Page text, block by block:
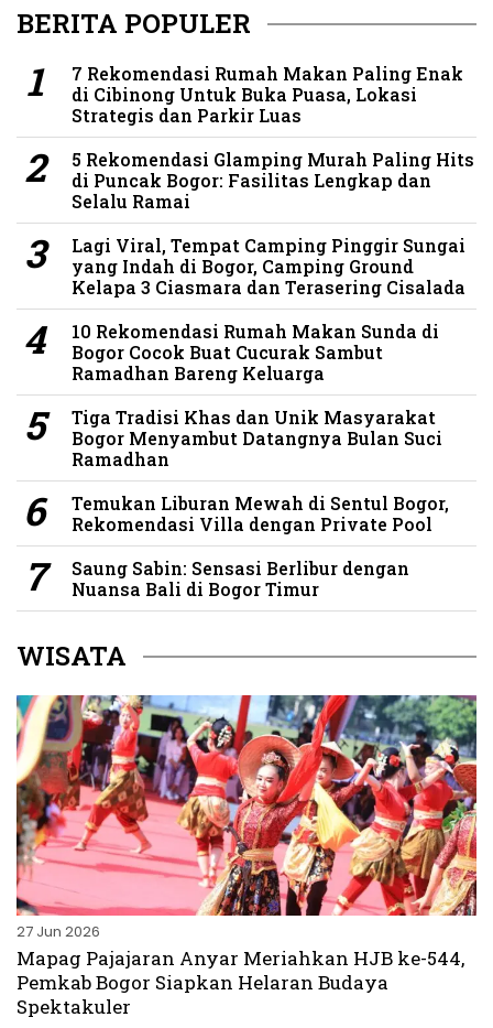
BERITA POPULER
7 Rekomendasi Rumah Makan Paling Enak
di Cibinong Untuk Buka Puasa, Lokasi
Strategis dan Parkir Luas
5 Rekomendasi Glamping Murah Paling Hits
di Puncak Bogor: Fasilitas Lengkap dan
Selalu Ramai
Lagi Viral, Tempat Camping Pinggir Sungai
yang Indah di Bogor, Camping Ground
Kelapa 3 Ciasmara dan Terasering Cisalada
10 Rekomendasi Rumah Makan Sunda di
Bogor Cocok Buat Cucurak Sambut
Ramadhan Bareng Keluarga
Tiga Tradisi Khas dan Unik Masyarakat
Bogor Menyambut Datangnya Bulan Suci
Ramadhan
Temukan Liburan Mewah di Sentul Bogor,
Rekomendasi Villa dengan Private Pool
Saung Sabin: Sensasi Berlibur dengan
Nuansa Bali di Bogor Timur
WISATA
27 Jun 2026
Mapag Pajajaran Anyar Meriahkan HJB ke-544,
Pemkab Bogor Siapkan Helaran Budaya
Spektakuler